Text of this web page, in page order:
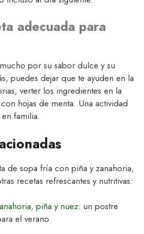
adecuada para
por su sabor dulce y su
puedes dejar que te ayuden en la
verter los ingredientes en la
hojas de menta. Una actividad
familia.
de sopa fría con piña y zanahoria,
recetas refrescantes y nutritivas:
piña y nuez: un postre
el verano.